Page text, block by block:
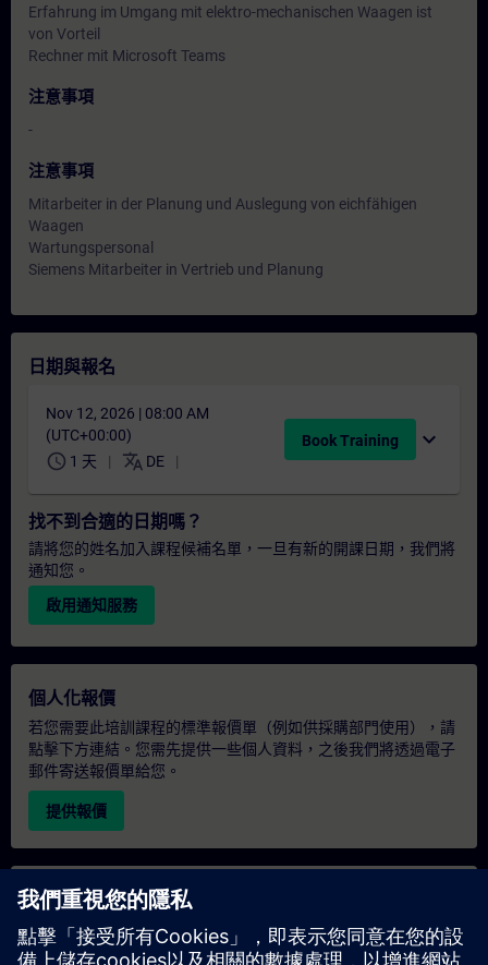
Erfahrung im Umgang mit elektro-mechanischen Waagen ist
von Vorteil
Rechner mit Microsoft Teams
注意事項
-
注意事項
Mitarbeiter in der Planung und Auslegung von eichfähigen
Waagen
Wartungspersonal
Siemens Mitarbeiter in Vertrieb und Planung
日期與報名
Nov 12, 2026 | 08:00 AM
(UTC+00:00)
schedule 1 天 translate DE
Book Training expand_more
找不到合適的日期嗎？
請將您的姓名加入課程候補名單，一旦有新的開課日期，我們將
通知您。
啟用通知服務
個人化報價
若您需要此培訓課程的標準報價單（例如供採購部門使用），請
點擊下方連結。您需先提供一些個人資料，之後我們將透過電子
郵件寄送報價單給您。
提供報價
專屬培訓諮詢
若您需要針對專屬培訓課程（無論是現場、線上或於我們的
SITRAIN 培訓中心舉辦）索取報價，請填寫下方的諮詢表單。此